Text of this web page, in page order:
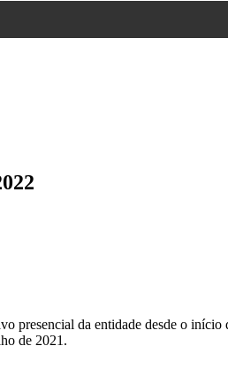
da entidade desde o
de 2021.